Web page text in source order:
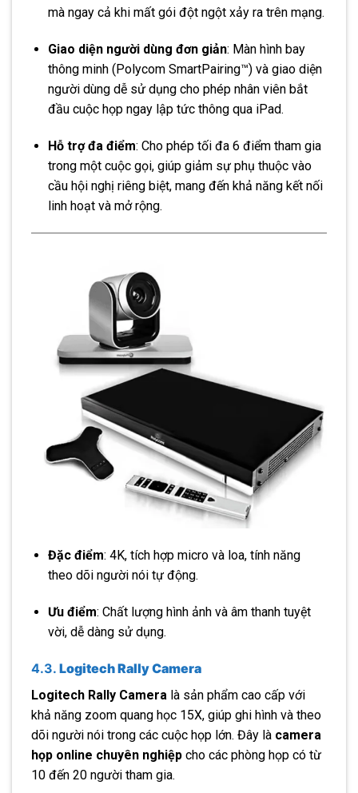
mà ngay cả khi mất gói đột ngột xảy ra trên mạng.
Giao diện người dùng đơn giản: Màn hình bay
thông minh (Polycom SmartPairing™) và giao diện
người dùng dễ sử dụng cho phép nhân viên bắt
đầu cuộc họp ngay lập tức thông qua iPad.
Hỗ trợ đa điểm: Cho phép tối đa 6 điểm tham gia
trong một cuộc gọi, giúp giảm sự phụ thuộc vào
cầu hội nghị riêng biệt, mang đến khả năng kết nối
linh hoạt và mở rộng.
Đặc điểm: 4K, tích hợp micro và loa, tính năng
theo dõi người nói tự động.
Ưu điểm: Chất lượng hình ảnh và âm thanh tuyệt
vời, dễ dàng sử dụng.
4.3. Logitech Rally Camera
Logitech Rally Camera là sản phẩm cao cấp với
khả năng zoom quang học 15X, giúp ghi hình và theo
dõi người nói trong các cuộc họp lớn. Đây là camera
họp online chuyên nghiệp cho các phòng họp có từ
10 đến 20 người tham gia.